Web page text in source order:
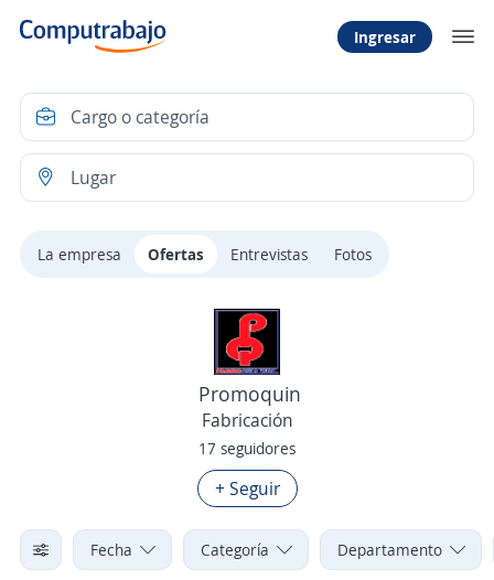
Ingresar
La empresa Ofertas Entrevistas Fotos
Promoquin
Fabricación
17 seguidores
+ Seguir
Fecha Categoría Departamento